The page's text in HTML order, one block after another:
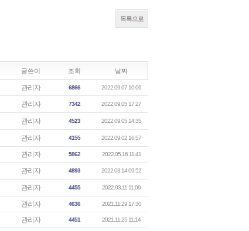
목록으로
글쓴이 조회 날짜
관리자 6866 2022.09.07 10:06
관리자 7342 2022.09.05 17:27
관리자 4523 2022.09.05 14:35
관리자 4155 2022.09.02 16:57
관리자 5862 2022.05.16 11:41
관리자 4893 2022.03.14 09:52
관리자 4455 2022.03.11 11:09
관리자 4636 2021.11.29 17:30
관리자 4451 2021.11.25 11:14